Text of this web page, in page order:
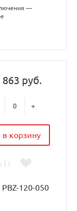
—
863 руб.
+
в корзину
120-050